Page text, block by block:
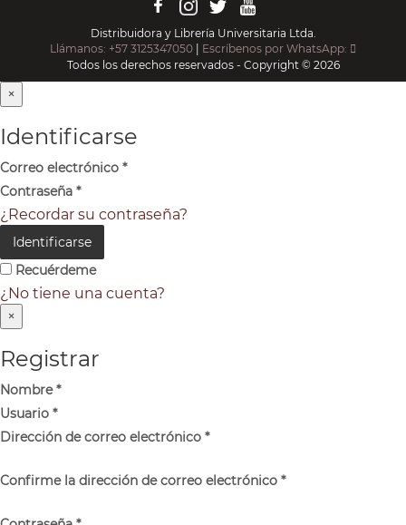
Distribuidora y Librería Universitaria Ltda.
Llámanos: +57 3125347050 | Escríbenos por WhatsApp:
Todos los derechos reservados - Copyright © 2026
×
Identificarse
Correo electrónico *
Contraseña *
¿Recordar su contraseña?
Identificarse
Recuérdeme
¿No tiene una cuenta?
×
Registrar
Nombre*
Usuario *
Dirección de correo electrónico *
Confirme la dirección de correo electrónico *